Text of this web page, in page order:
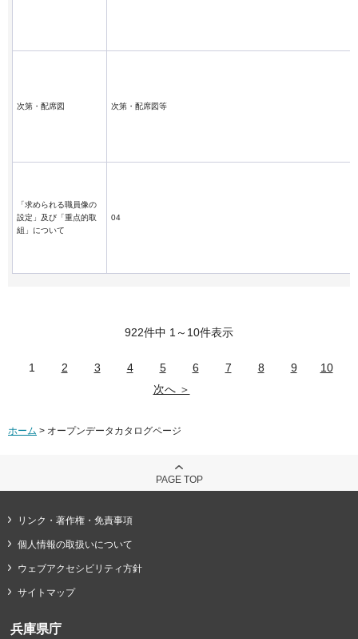
次第・配席図 次第・配席図等
「求められる職員像の
設定」及び「重点的取
組」について
04
922件中 1～10件表示
1 2 3 4 5 6 7 8 9
10
次へ ＞
ホーム > オープンデータカタログページ
PAGE TOP
リンク・著作権・免責事項
個人情報の取扱いについて
ウェブアクセシビリティ方針
サイトマップ
兵庫県庁